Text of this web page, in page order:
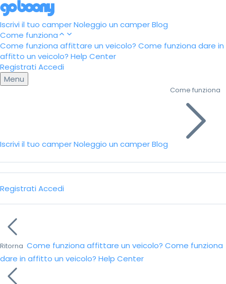
Iscrivi il tuo camperNoleggio un camperBlog
Come funziona
Come funziona affittare un veicolo? Come funziona dare in
affitto un veicolo? Help Center
Registrati Accedi
Menu
Iscrivi il tuo camperNoleggio un camperBlog
Come funziona
Registrati Accedi
Ritorna Come funziona affittare un veicolo? Come funziona
dare in affitto un veicolo? Help Center